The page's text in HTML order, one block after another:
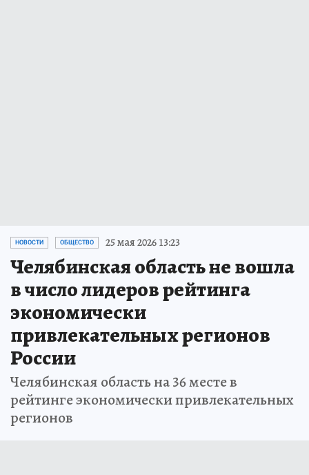
НОВОСТИ ОБЩЕСТВО 25 мая 2026 13:23
Челябинская область не вошла
в число лидеров рейтинга
экономически
привлекательных регионов
России
Челябинская область на 36 месте в
рейтинге экономически привлекательных
регионов